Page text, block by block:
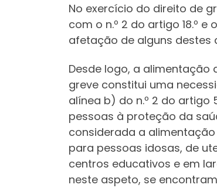
No exercício do direito de
com o n.º 2 do artigo 18.º
afetação de alguns destes
Desde logo, a
greve constitui uma
alínea b) do n.º 2 do artigo
pessoas à proteção da
considerada a
para pessoas idosas, de
centros educativos e em
neste aspeto, se